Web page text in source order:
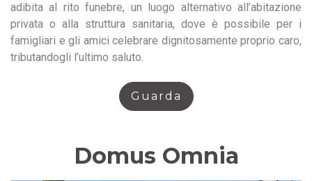
adibita al rito funebre, un luogo alternativo all’abitazione
privata o alla struttura sanitaria, dove è possibile per i
famigliari e gli amici celebrare dignitosamente proprio caro,
tributandogli l’ultimo saluto.
Guarda
Domus Omnia